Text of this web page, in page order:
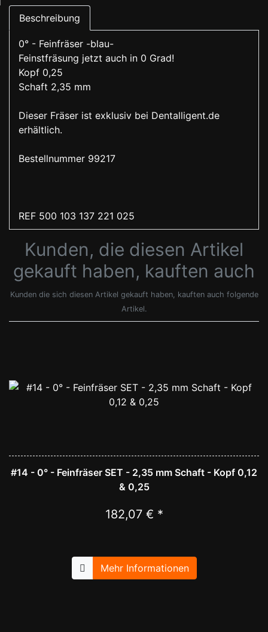
Beschreibung
0° - Feinfräser -blau-
Feinstfräsung jetzt auch in 0 Grad!
Kopf 0,25
Schaft 2,35 mm
Dieser Fräser ist exklusiv bei Dentalligent.de
erhältlich.
Bestellnummer 99217
REF 500 103 137 221 025
Kunden, die diesen Artikel
gekauft haben, kauften auch
Kunden die sich diesen Artikel gekauft haben, kauften auch folgende
Artikel.
#14 - 0° - Feinfräser SET - 2,35 mm Schaft - Kopf 0,12
& 0,25
182,07 € *
Mehr Informationen